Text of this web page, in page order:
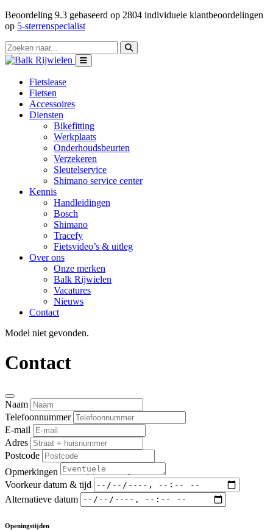
Beoordeling 9.3 gebaseerd op 2804 individuele klantbeoordelingen
op 5-sterrenspecialist
Fietslease
Fietsen
Accessoires
Diensten
Bikefitting
Werkplaats
Onderhoudsbeurten
Verzekeren
Sleutelservice
Shimano service center
Kennis
Handleidingen
Bosch
Shimano
Tracefy
Fietsvideo’s & uitleg
Over ons
Onze merken
Balk Rijwielen
Vacatures
Nieuws
Contact
Model niet gevonden.
Contact
Naam
Telefoonnummer
E-mail
Adres
Postcode
Opmerkingen
Voorkeur datum & tijd
Alternatieve datum
Openingstijden